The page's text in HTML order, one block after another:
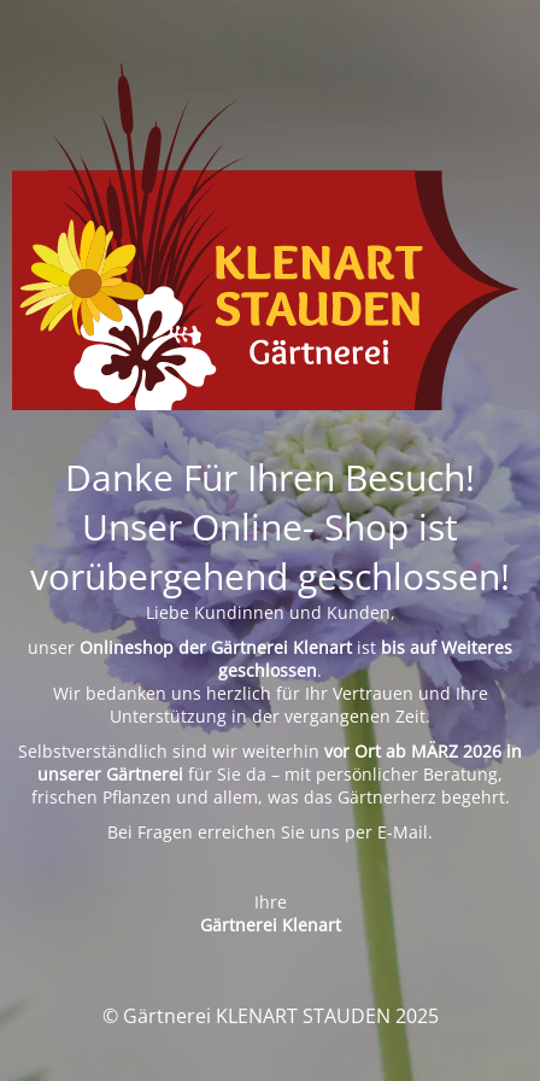
Danke Für Ihren Besuch!
Unser Online- Shop ist
vorübergehend geschlossen!
Liebe Kundinnen und Kunden,
unser Onlineshop der Gärtnerei Klenartistbis auf Weiteres
geschlossen.
Wir bedanken uns herzlich für Ihr Vertrauen und Ihre
Unterstützung in der vergangenen Zeit.
Selbstverständlich sind wir weiterhin vor Ort ab MÄRZ 2026 in
unserer Gärtnerei für Sie da – mit persönlicher Beratung,
frischen Pflanzen und allem, was das Gärtnerherz begehrt.
Bei Fragen erreichen Sie uns per E-Mail.
Ihre
Gärtnerei Klenart
© Gärtnerei KLENART STAUDEN 2025